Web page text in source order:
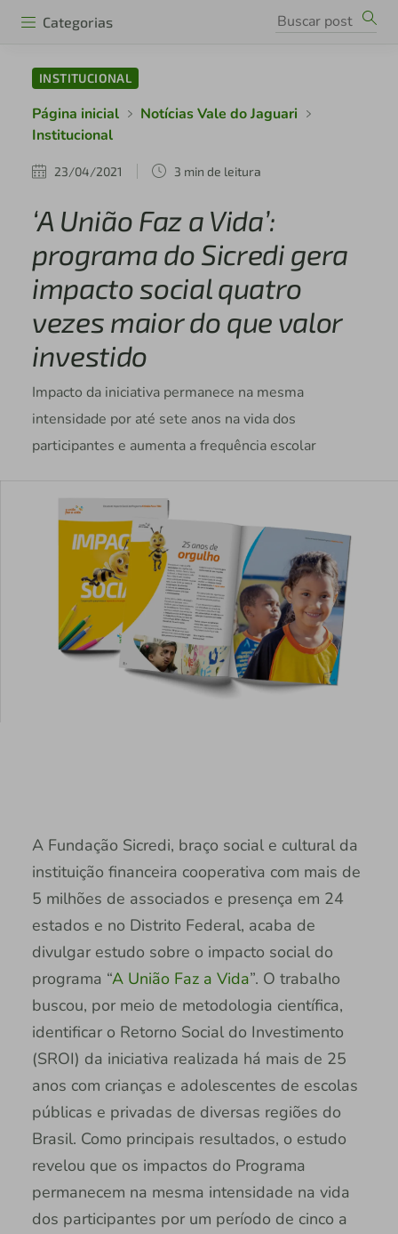
Categorias
INSTITUCIONAL
Página inicial
Notícias Vale do Jaguari
Institucional
23/04/2021 3 min de leitura
‘A União Faz a Vida’:
programa do Sicredi gera
impacto social quatro
vezes maior do que valor
investido
Impacto da iniciativa permanece na mesma
intensidade por até sete anos na vida dos
participantes e aumenta a frequência escolar
A Fundação Sicredi, braço social e cultural da
instituição financeira cooperativa com mais de
5 milhões de associados e presença em 24
estados e no Distrito Federal, acaba de
divulgar estudo sobre o impacto social do
programa “A União Faz a Vida”. O trabalho
buscou, por meio de metodologia científica,
identificar o Retorno Social do Investimento
(SROI) da iniciativa realizada há mais de 25
anos com crianças e adolescentes de escolas
públicas e privadas de diversas regiões do
Brasil. Como principais resultados, o estudo
revelou que os impactos do Programa
permanecem na mesma intensidade na vida
dos participantes por um período de cinco a